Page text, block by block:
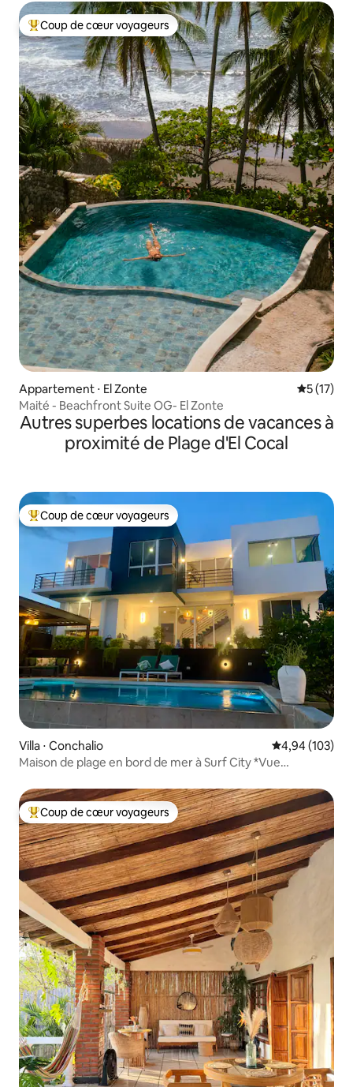
Coups de cœur voyageurs les plus appréciés
Coup de cœur voyageurs
Appartement ⋅ El Zonte
5 (17)
Maité - Beachfront Suite OG- El Zonte
Autres superbes locations de vacances à
proximité de Plage d'El Cocal
Coups de cœur voyageurs les plus appréciés
Coup de cœur voyageurs
Villa ⋅ Conchalio Évaluation
4,94 (103)
Maison de plage en bord de mer à Surf City *Vue
Coups de cœur voyageurs les plus appréciés
Coup de cœur voyageurs